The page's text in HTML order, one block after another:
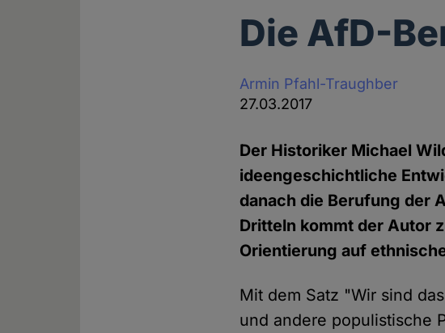
Die AfD-
Armin Pfahl-Traughber
27.03.2017
Der Historiker Michael
ideengeschichtliche
danach die Berufung der
Dritteln kommt der Autor
Orientierung auf
Mit dem Satz "Wir sind
und andere populistische